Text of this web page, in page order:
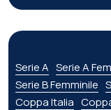
Serie A Serie A
Serie B Femminile
Coppa Italia